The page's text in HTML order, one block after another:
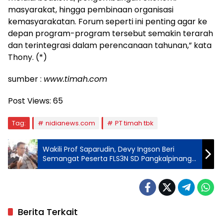
masyarakat, hingga pembinaan organisasi
kemasyarakatan. Forum seperti ini penting agar ke
depan program-program tersebut semakin terarah
dan terintegrasi dalam perencanaan tahunan,” kata
Thony. (*)
sumber : www.timah.com
Post Views: 65
Tag: nidianews.com PT timah tbk
Wakili Prof Saparudin, Devy Ingson Beri
Semangat Peserta FLS3N SD Pangkalpinang
Dari Panggung FLS3N
Berita Terkait